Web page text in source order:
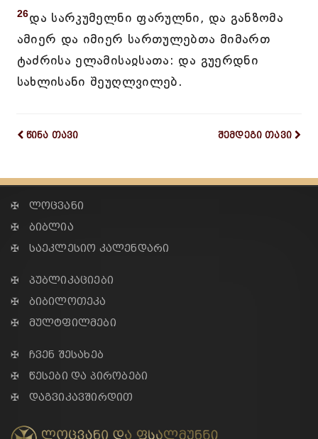
26და სარკუმელნი ფარულნი, და განზომა
ამიერ და იმიერ სართულებთა მიმართ
ტაძრისა ელამისაჲსათა: და გუერდნი
სახლისანი შეუღლვილებ.
წინა თავი შემდეგი თავი
✠ ლოცვანი
✠ ბიბლია
✠ საეკლესიო კალენდარი
✠ პუბლიკაციები
✠ ბიბილოთეკა
✠ მულტფილმები
✠ ჩვენ შესახებ
✠ წესები და პირობები
✠ დაგვიკავშირდით